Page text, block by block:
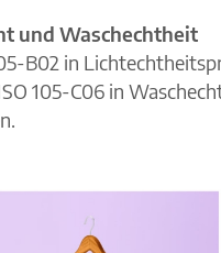
und Waschechtheit
B02 in
105-C06 in